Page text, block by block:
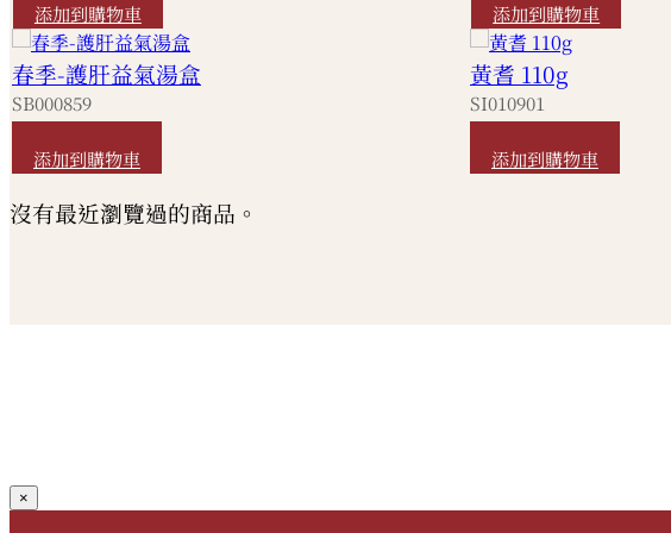
添加到購物車 添加到購物車
春季-護肝益氣湯盒
SB000859
HKD 180
添加到購物車
黃耆 110g
SI010901
HKD 280
添加到購物車
沒有最近瀏覽過的商品。
×